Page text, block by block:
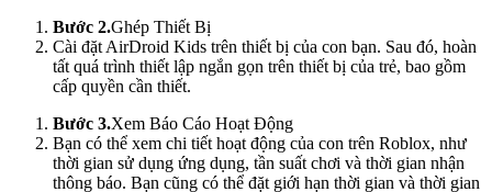
Bước 2.Ghép Thiết Bị
Cài đặt AirDroid Kids trên thiết bị của con bạn. Sau đó, hoàn
tất quá trình thiết lập ngắn gọn trên thiết bị của trẻ, bao gồm
cấp quyền cần thiết.
Bước 3.Xem Báo Cáo Hoạt Động
Bạn có thể xem chi tiết hoạt động của con trên Roblox, như
thời gian sử dụng ứng dụng, tần suất chơi và thời gian nhận
thông báo. Bạn cũng có thể đặt giới hạn thời gian và thời gian